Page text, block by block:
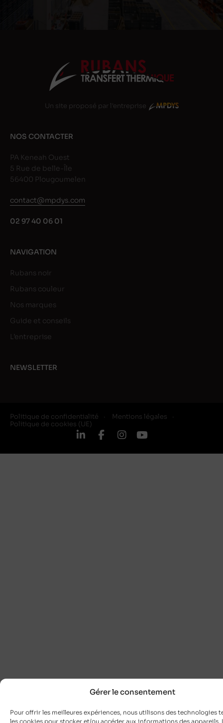
Gérer le consentement
Pour offrir les meilleures expériences, nous utilisons des technologies
les cookies pour stocker et/ou accéder aux informations des appareils.
Un site proposé par l'entreprise
NOS CONTACTER
PA Keneah Ouest
5 Rue de belle-Île
56400 Plougoumelen
contact@mpdys.com
02 97 40 06 01
NAVIGATION
Rubans noir
Rubans couleur
Nos marques
Guide et conseils
L’entreprise
NEWSLETTER
Politique de confidentialité
Mentions légales
Politique de cookies (UE)